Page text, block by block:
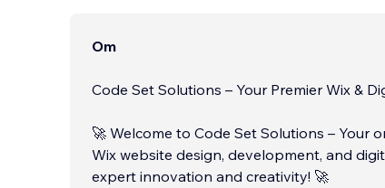
Om
Code Set Solutions – Your Premier Wix &
🚀 Welcome to Code Set Solutions –
Wix website design, development, and
expert innovation and creativity! 🚀